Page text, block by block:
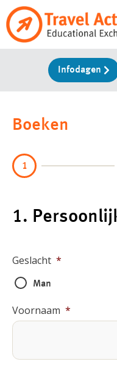
Ga
naar
Infodagen
Boeken
1
1.
Geslacht *
Man
Voornaam *